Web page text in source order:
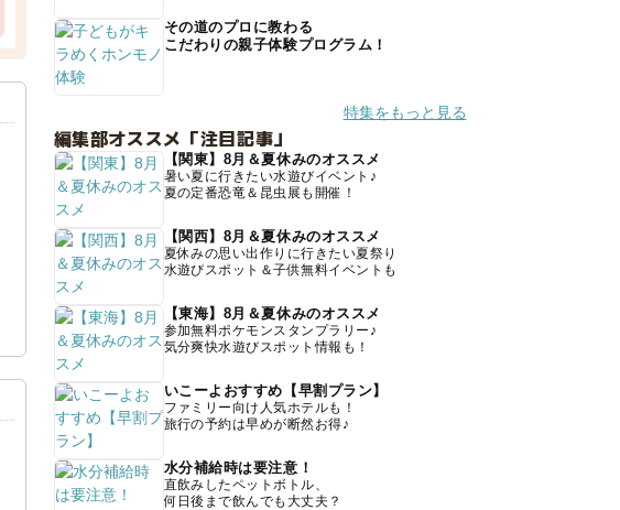
その道のプロに教わる
こだわりの親子体験プログラム！
特集をもっと見る
編集部オススメ「注目記事」
【関東】8月＆夏休みのオススメ
暑い夏に行きたい水遊びイベント♪
夏の定番恐竜＆昆虫展も開催！
【関西】8月＆夏休みのオススメ
夏休みの思い出作りに行きたい夏祭り
水遊びスポット＆子供無料イベントも
【東海】8月＆夏休みのオススメ
参加無料ポケモンスタンプラリー♪
気分爽快水遊びスポット情報も！
いこーよおすすめ【早割プラン】
ファミリー向け人気ホテルも！
旅行の予約は早めが断然お得♪
水分補給時は要注意！
直飲みしたペットボトル、
何日後まで飲んでも大丈夫？